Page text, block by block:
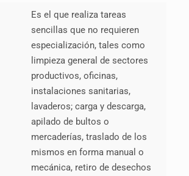
Es el que realiza tareas
sencillas que no requieren
especialización, tales como
limpieza general de sectores
productivos, oficinas,
instalaciones sanitarias,
lavaderos; carga y descarga,
apilado de bultos o
mercaderías, traslado de los
mismos en forma manual o
mecánica, retiro de desechos